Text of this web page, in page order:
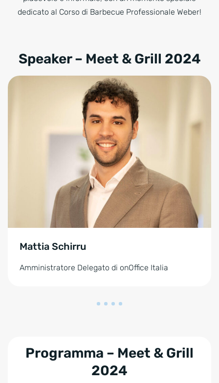
dedicato al Corso di Barbecue Professionale Weber!
Speaker – Meet & Grill 2024
Mattia Schirru
Amministratore Delegato di onOffice Italia
Programma – Meet & Grill
2024